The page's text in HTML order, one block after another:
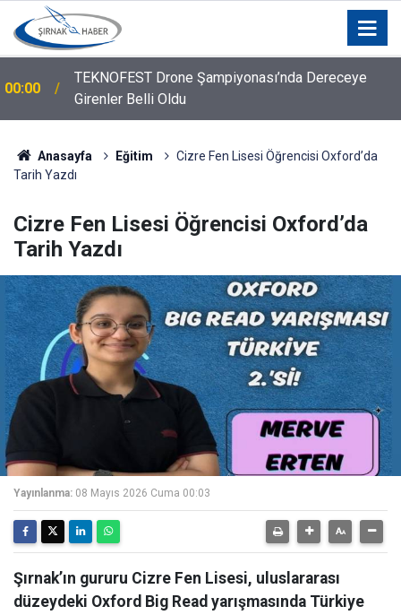
00:00
TEKNOFEST Drone Şampiyonası’nda Dereceye
Girenler Belli Oldu
Anasayfa Eğitim
Cizre Fen Lisesi Öğrencisi Oxford’da
Tarih Yazdı
Cizre Fen Lisesi Öğrencisi Oxford’da
Tarih Yazdı
Yayınlanma: 08 Mayıs 2026 Cuma 00:03
Şırnak’ın gururu Cizre Fen Lisesi, uluslararası
düzeydeki Oxford Big Read yarışmasında Türkiye